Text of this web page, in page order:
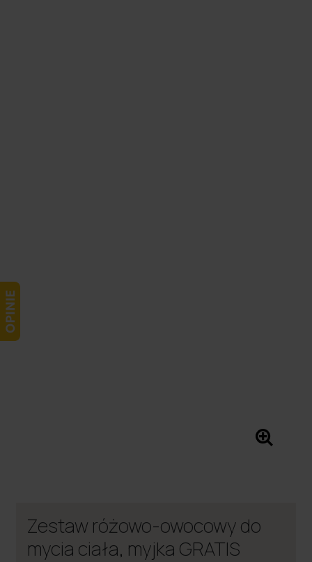
Zestaw różowo-owocowy do
mycia ciała, myjka GRATIS